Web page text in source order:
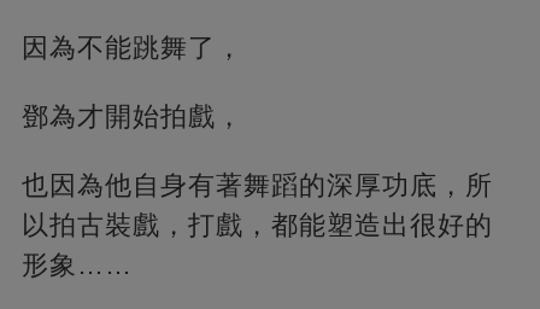
因為不能跳舞了，
鄧為才開始拍戲，
也因為他自身有著舞蹈的深厚功底，所
以拍古裝戲，打戲，都能塑造出很好的
形象……